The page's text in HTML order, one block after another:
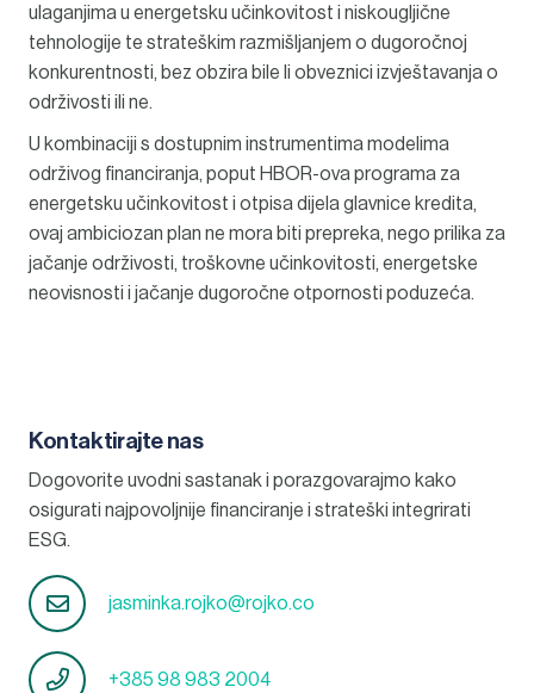
ulaganjima u energetsku učinkovitost i niskougljične
tehnologije te strateškim razmišljanjem o dugoročnoj
konkurentnosti, bez obzira bile li obveznici izvještavanja o
održivosti ili ne.
U kombinaciji s dostupnim instrumentima modelima
održivog financiranja, poput HBOR-ova programa za
energetsku učinkovitost i otpisa dijela glavnice kredita,
ovaj ambiciozan plan ne mora biti prepreka, nego prilika za
jačanje održivosti, troškovne učinkovitosti, energetske
neovisnosti i jačanje dugoročne otpornosti poduzeća.
Kontaktirajte nas
Dogovorite uvodni sastanak i porazgovarajmo kako
osigurati najpovoljnije financiranje i strateški integrirati
ESG.
jasminka.rojko@rojko.co
+385 98 983 2004